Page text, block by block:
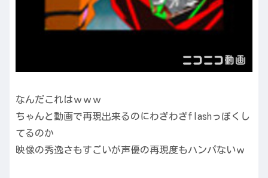
なんだこれはｗｗｗ
ちゃんと動画で再現出来るのにわざわざflashっぽくし
てるのか
映像の秀逸さもすごいが声優の再現度もハンパないｗ